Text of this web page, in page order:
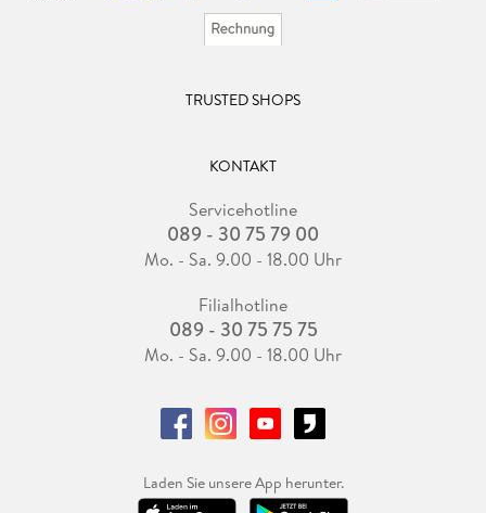
TRUSTED SHOPS
KONTAKT
Servicehotline
089 - 30 75 79 00
Mo. - Sa. 9.00 - 18.00 Uhr
Filialhotline
089 - 30 75 75 75
Mo. - Sa. 9.00 - 18.00 Uhr
Laden Sie unsere App herunter.